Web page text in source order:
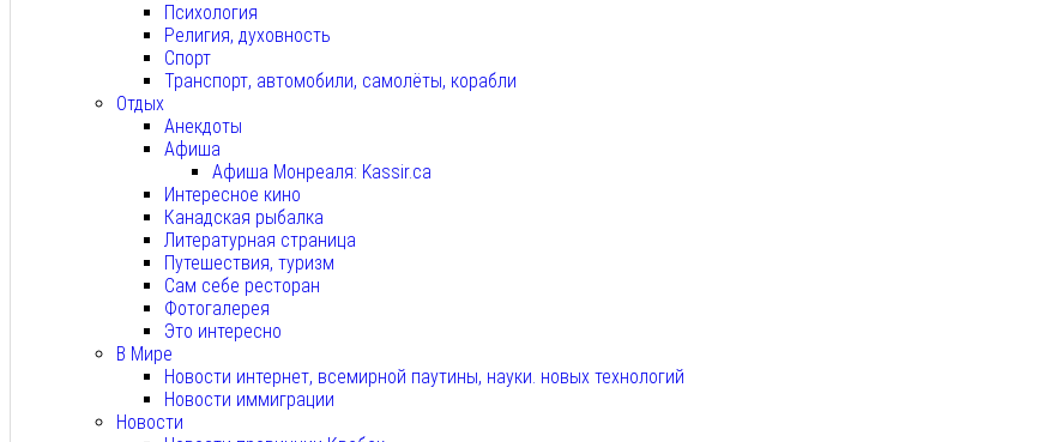
Психология
Религия, духовность
Спорт
Транспорт, автомобили, самолёты, корабли
Отдых
Анекдоты
Афиша
Афиша Монреаля: Kassir.ca
Интересное кино
Канадская рыбалка
Литературная страница
Путешествия, туризм
Сам себе ресторан
Фотогалерея
Это интересно
В Мире
Новости интернет, всемирной паутины, науки. новых технологий
Новости иммиграции
Новости